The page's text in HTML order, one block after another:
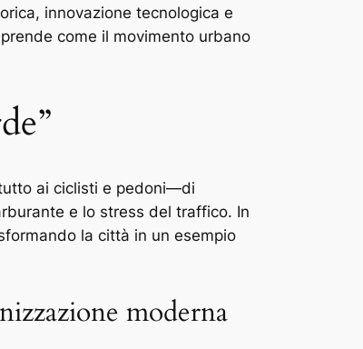
innovazione tecnologica e
come il movimento urbano
ai ciclisti e pedoni—di
e lo stress del traffico. In
la città in un esempio
moderna